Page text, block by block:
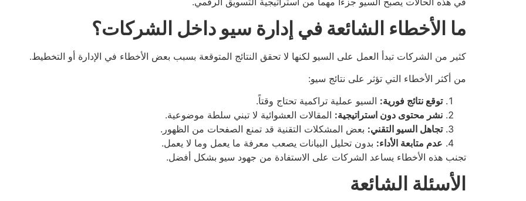
ما الأخطاء الشائعة في إدارة سيو داخل الشركات؟
كثير من الشركات تبدأ العمل على السيو لكنها لا تحقق النتائج المتوقعة بسبب بعض الأخطاء في الإدارة أو التخطيط.
من أكثر الأخطاء التي تؤثر على نتائج سيو:
توقع نتائج فورية: السيو عملية تراكمية تحتاج وقتاً.
نشر محتوى دون استراتيجية: المقالات العشوائية لا تبني سلطة موضوعية.
تجاهل السيو التقني: بعض المشكلات التقنية قد تمنع الصفحات من الظهور.
عدم متابعة الأداء: بدون تحليل البيانات يصعب معرفة ما يعمل وما لا يعمل.
تجنب هذه الأخطاء يساعد الشركات على الاستفادة من جهود سيو بشكل أفضل.
الأسئلة الشائعة